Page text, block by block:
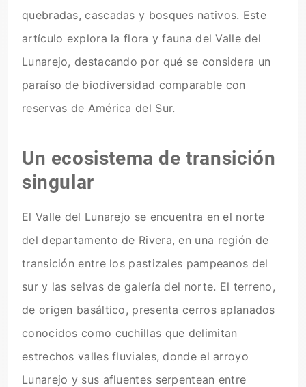
quebradas, cascadas y bosques nativos. Este
artículo explora la flora y fauna del Valle del
Lunarejo, destacando por qué se considera un
paraíso de biodiversidad comparable con
reservas de América del Sur.
Un ecosistema de transición
singular
El Valle del Lunarejo se encuentra en el norte
del departamento de Rivera, en una región de
transición entre los pastizales pampeanos del
sur y las selvas de galería del norte. El terreno,
de origen basáltico, presenta cerros aplanados
conocidos como cuchillas que delimitan
estrechos valles fluviales, donde el arroyo
Lunarejo y sus afluentes serpentean entre